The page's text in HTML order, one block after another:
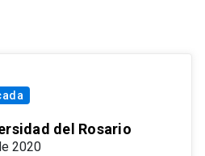
del Rosario
2020